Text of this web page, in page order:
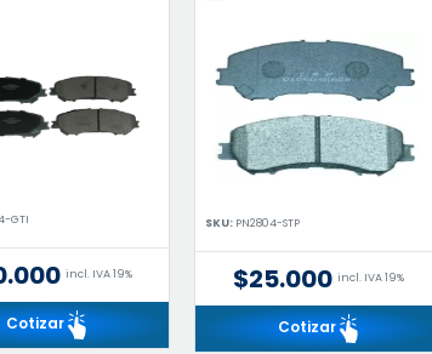
GTI
incl. IVA 19%
Cotizar
SKU: PN2804-STP
$25.000 incl. IVA 19%
Cotizar